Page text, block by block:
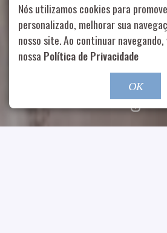
Rua Aurélia, 1714 – Vila Romana,
99178-5848
|
Role para continar
Nós utilizamos cookies para
personalizado, melhorar sua
nosso site. Ao continuar
nossa Política de Privacidade
OK